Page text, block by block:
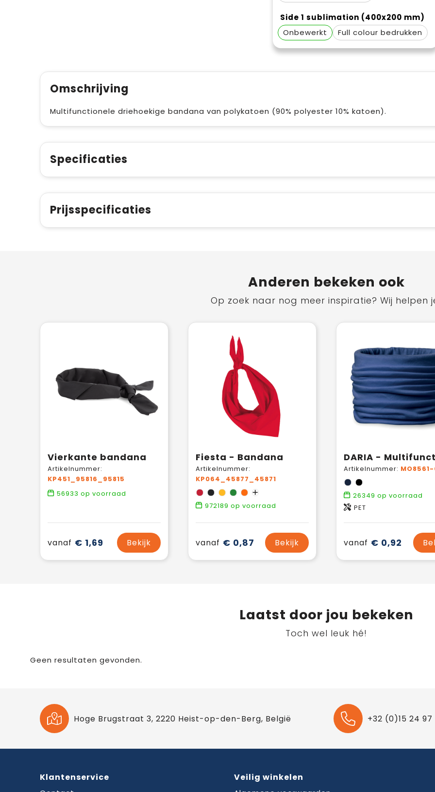
Side 1 sublimation (400x200 mm)
Onbewerkt
Full colour
Omschrijving
Multifunctionele driehoekige bandana van polykatoen (90% polyester 10% katoen).
Specificaties
Prijsspecificaties
Anderen bekeken ook
Op zoek naar nog meer inspiratie? Wij helpen
Vierkante bandana
Artikelnummer:
KP451_95816_95815
56933 op voorraad
vanaf € 1,69 Bekijk
Fiesta - Bandana
Artikelnummer:
KP064_45877_45871
972189 op voorraad
vanaf € 0,87 Bekijk
Artikelnummer:
26349 op voorraad
PET
vanaf € 0,92
Laatst door jou bekeken
Toch wel leuk hé!
Geen resultaten gevonden.
Hoge Brugstraat 3, 2220 Heist-op-den-Berg, België +32 (0)15 24
Klantenservice Veilig winkelen